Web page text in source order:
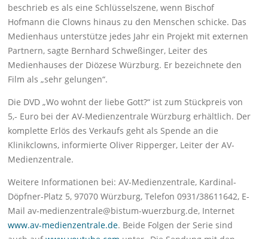
beschrieb es als eine Schlüsselszene, wenn Bischof
Hofmann die Clowns hinaus zu den Menschen schicke. Das
Medienhaus unterstütze jedes Jahr ein Projekt mit externen
Partnern, sagte Bernhard Schweßinger, Leiter des
Medienhauses der Diözese Würzburg. Er bezeichnete den
Film als „sehr gelungen“.
Die DVD „Wo wohnt der liebe Gott?“ ist zum Stückpreis von
5,- Euro bei der AV-Medienzentrale Würzburg erhältlich. Der
komplette Erlös des Verkaufs geht als Spende an die
Klinikclowns, informierte Oliver Ripperger, Leiter der AV-
Medienzentrale.
Weitere Informationen bei: AV-Medienzentrale, Kardinal-
Döpfner-Platz 5, 97070 Würzburg, Telefon 0931/38611642, E-
Mail av-medienzentrale@bistum-wuerzburg.de, Internet
www.av-medienzentrale.de. Beide Folgen der Serie sind